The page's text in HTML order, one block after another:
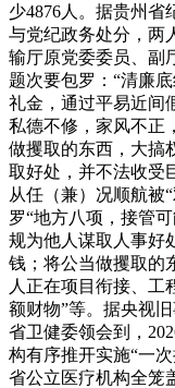
少4876人。据贵州省
与党纪政务处分，两
输厅原党委委员、副
题次要包罗：“清廉
礼金，通过平易近间
私德不修，家风不正
做攫取的东西，大搞
取好处，并不法收受
从任（兼）况顺航被
罗“地方八项，接管
规为他人谋取人事好
钱；将公当做攫取的
人正在项目衔接、工
额财物”等。据央视
省卫健委领会到，
构有序推开实施“一
省公立医疗机构全笼